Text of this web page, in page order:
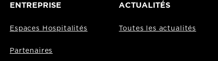
ENTREPRISE
Espaces Hospitalités
Partenaires
ACTUALITÉS
Toutes les actualités